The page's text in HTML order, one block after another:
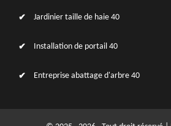
Jardinier taille de haie 40
Installation de portail 40
Entreprise abattage d'arbre 40